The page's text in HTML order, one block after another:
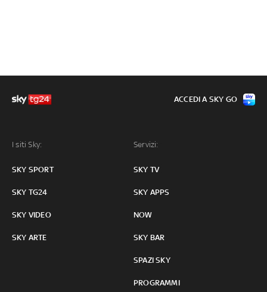
I siti Sky:
SKY SPORT
SKY TG24
SKY VIDEO
SKY ARTE
Servizi:
SKY TV
SKY APPS
NOW
SKY BAR
SPAZI SKY
PROGRAMMI
ACCEDI A SKY GO